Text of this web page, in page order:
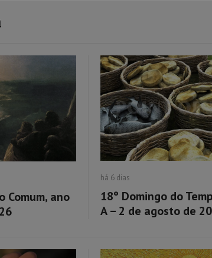
Comum, ano
há 6 dias
18º Domingo do
A – 2 de agosto de